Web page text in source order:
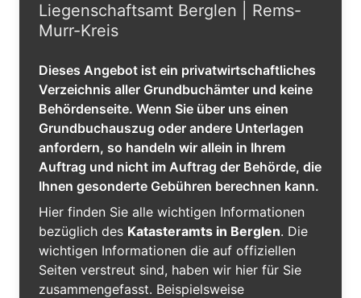
Liegenschaftsamt Berglen | Rems-
Murr-Kreis
Dieses Angebot ist ein privatwirtschaftliches
Verzeichnis aller Grundbuchämter und keine
Behördenseite. Wenn Sie über uns einen
Grundbuchauszug oder andere Unterlagen
anfordern, so handeln wir allein in Ihrem
Auftrag und nicht im Auftrag der Behörde, die
Ihnen gesonderte Gebühren berechnen kann.
Hier finden Sie alle wichtigen Informationen
bezüglich des Katasteramts in Berglen. Die
wichtigen Informationen die auf offiziellen
Seiten verstreut sind, haben wir hier für Sie
zusammengefasst. Beispielsweise